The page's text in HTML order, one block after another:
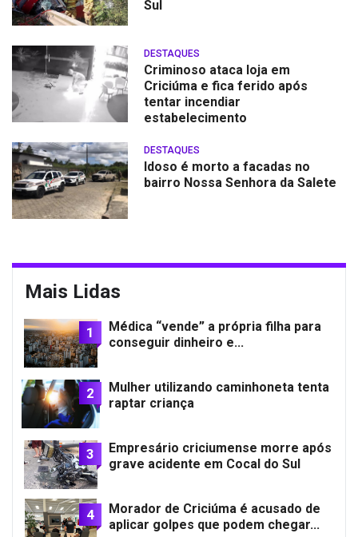
Sul
DESTAQUES
Criminoso ataca loja em
Criciúma e fica ferido após
tentar incendiar
estabelecimento
DESTAQUES
Idoso é morto a facadas no
bairro Nossa Senhora da Salete
Mais Lidas
1
Médica “vende” a própria filha para
conseguir dinheiro e...
2
Mulher utilizando caminhoneta tenta
raptar criança
3
Empresário criciumense morre após
grave acidente em Cocal do Sul
4
Morador de Criciúma é acusado de
aplicar golpes que podem chegar...